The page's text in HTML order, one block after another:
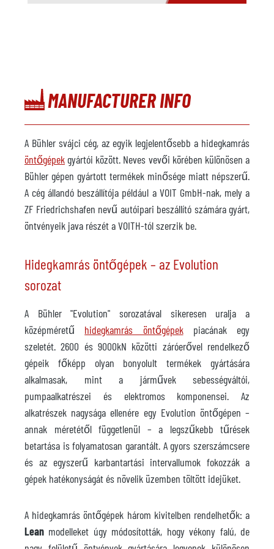
MANUFACTURER INFO
A Bühler svájci cég, az egyik legjelentősebb a hidegkamrás
öntőgépek gyártói között. Neves vevői körében különösen a
Bühler gépen gyártott termékek minősége miatt népszerű.
A cég állandó beszállítója például a VOIT GmbH-nak, mely a
ZF Friedrichshafen nevű autóipari beszállító számára gyárt,
öntvényeik java részét a VOITH-tól szerzik be.
Hidegkamrás öntőgépek – az Evolution
sorozat
A Bühler "Evolution" sorozatával sikeresen uralja a
középméretű hidegkamrás öntőgépekpiacának egy
szeletét. 2600 és 9000kN közötti záróerővel rendelkező
gépeik főképp olyan bonyolult termékek gyártására
alkalmasak, mint a járművek sebességváltói,
pumpaalkatrészei és elektromos komponensei. Az
alkatrészek nagysága ellenére egy Evolution öntőgépen –
annak méretétől függetlenül – a legszűkebb tűrések
betartása is folyamatosan garantált. A gyors szerszámcsere
és az egyszerű karbantartási intervallumok fokozzák a
gépek hatékonyságát és növelik üzemben töltött idejüket.
A hidegkamrás öntőgépek három kivitelben rendelhetők: a
Lean modelleket úgy módosították, hogy vékony falú, de